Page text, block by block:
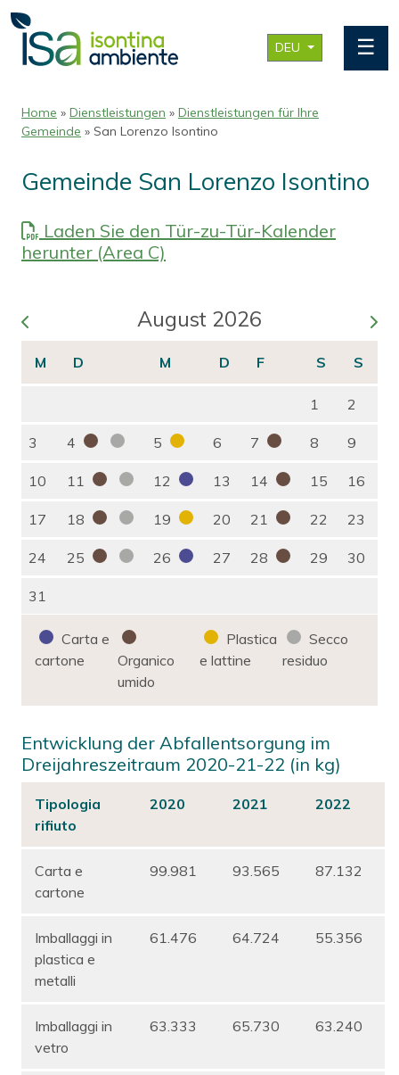
DEU ☰
Home » Dienstleistungen » Dienstleistungen für Ihre
Gemeinde » San Lorenzo Isontino
Gemeinde San Lorenzo Isontino
Laden Sie den Tür-zu-Tür-Kalender
herunter (Area C)
August 2026
1 2
3 4 5 6 7 8 9
10 11 12 13 14 15 16
17 18 19 20 21 22 23
24 25 26 27 28 29 30
31
Carta e
cartone
Organico
umido
Plastica
e lattine
Secco
residuo
Entwicklung der Abfallentsorgung im
Dreijahreszeitraum 2020-21-22 (in kg)
Tipologia
rifiuto
2020 2021 2022
Carta e
cartone
99.981 93.565 87.132
Imballaggi in
plastica e
metalli
61.476 64.724 55.356
Imballaggi in
vetro
63.333 65.730 63.240